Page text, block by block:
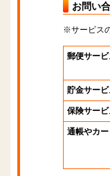
お問い
※サービス
郵便サー
貯金サー
保険サー
通帳やカ